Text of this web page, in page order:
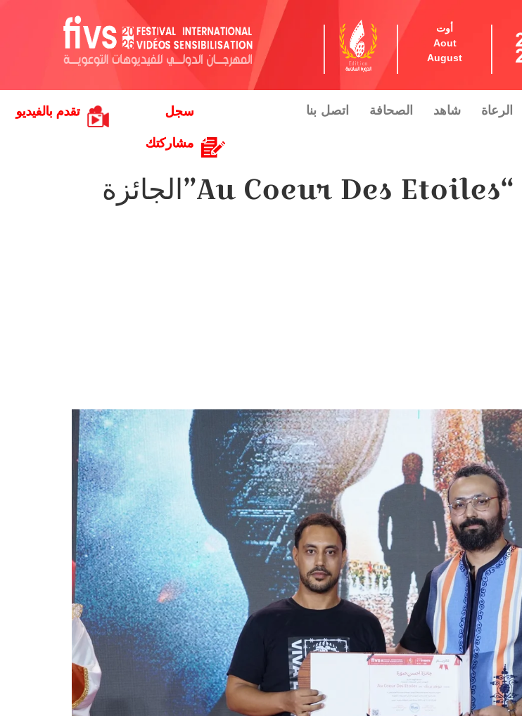
أوت
Aout
August
الرعاة شاهد الصحافة اتصل بنا سجل
مشاركتك
تقدم بالفيديو
تتويج المبدع جوهر بريك بفيلمه “Au Coeur Des Etoiles”الجائزة